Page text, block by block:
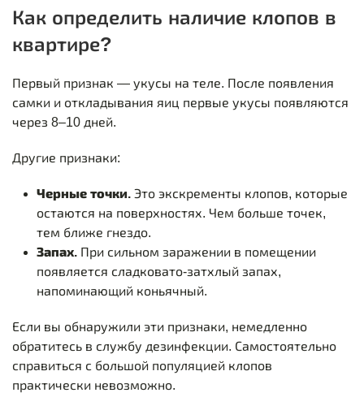
Как определить наличие клопов в
квартире?
Первый признак — укусы на теле. После появления
самки и откладывания яиц первые укусы появляются
через 8–10 дней.
Другие признаки:
Черные точки. Это экскременты клопов, которые
остаются на поверхностях. Чем больше точек,
тем ближе гнездо.
Запах. При сильном заражении в помещении
появляется сладковато-затхлый запах,
напоминающий коньячный.
Если вы обнаружили эти признаки, немедленно
обратитесь в службу дезинфекции. Самостоятельно
справиться с большой популяцией клопов
практически невозможно.